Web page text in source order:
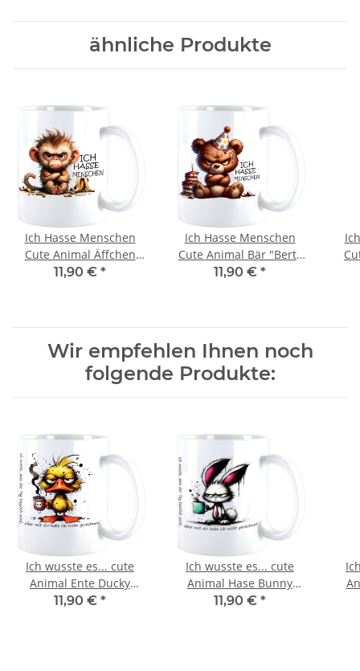
ähnliche Produkte
Ich Hasse Menschen
Cute Animal Äffchen
"Tom" Teebecher -
11,90 € *
Ich Hasse Menschen
Cute Animal Bär "Bert"
Teebecher -
11,90 € *
Wir empfehlen Ihnen noch
folgende Produkte:
Ich wusste es... cute
Animal Ente Ducky
Design Büro Kaffee
11,90 € *
Ich wusste es... cute
Animal Hase Bunny
Design Büro Kaffee
11,90 € *